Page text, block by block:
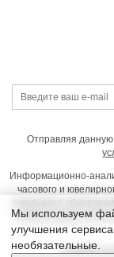
Отправляя данную
Информационно-
часового и
ежедневно
презентаций, on-line
Условия
Мы используем
улучшения
необязательные.